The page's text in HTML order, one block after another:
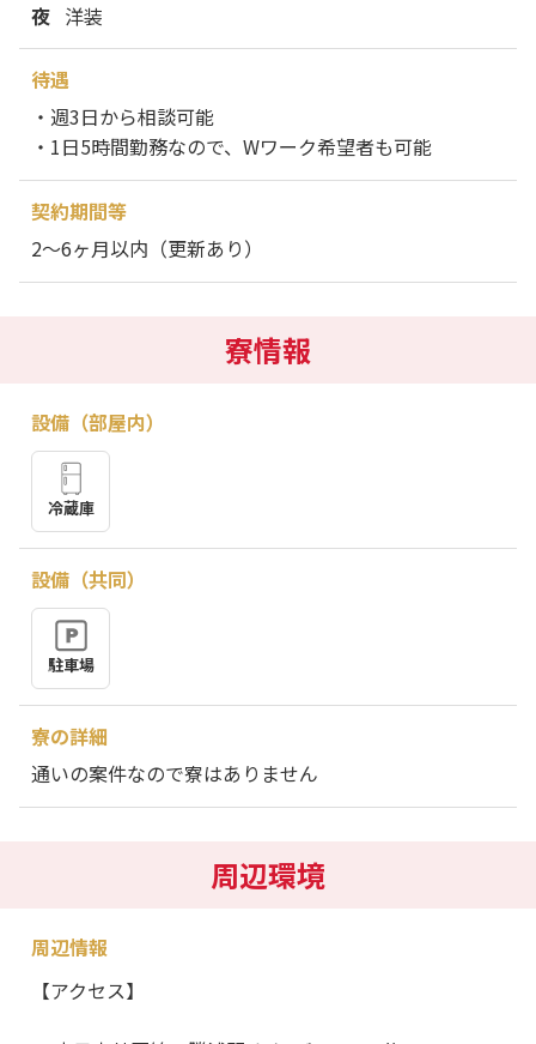
夜 洋装
待遇
・週3日から相談可能
・1日5時間勤務なので、Wワーク希望者も可能
契約期間等
2～6ヶ月以内（更新あり）
寮情報
設備（部屋内）
冷蔵庫
設備（共同）
駐車場
寮の詳細
通いの案件なので寮はありません
周辺環境
周辺情報
【アクセス】